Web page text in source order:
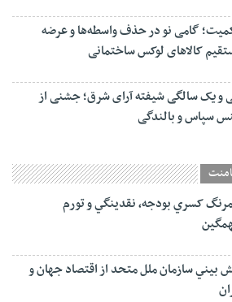
گامی نو در حذف واسطه‌ها و عرضه
کالاهای لوکس ساختمانی
و یک سالگی شیفته آرای شرق؛ جشنی از
سپاس و بالندگی
کسري بودجه، نقدينگي و تورم
بيني سازمان ملل متحد از اقتصاد جهان و